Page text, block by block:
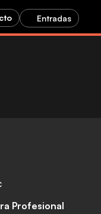
Entradas
Profesional